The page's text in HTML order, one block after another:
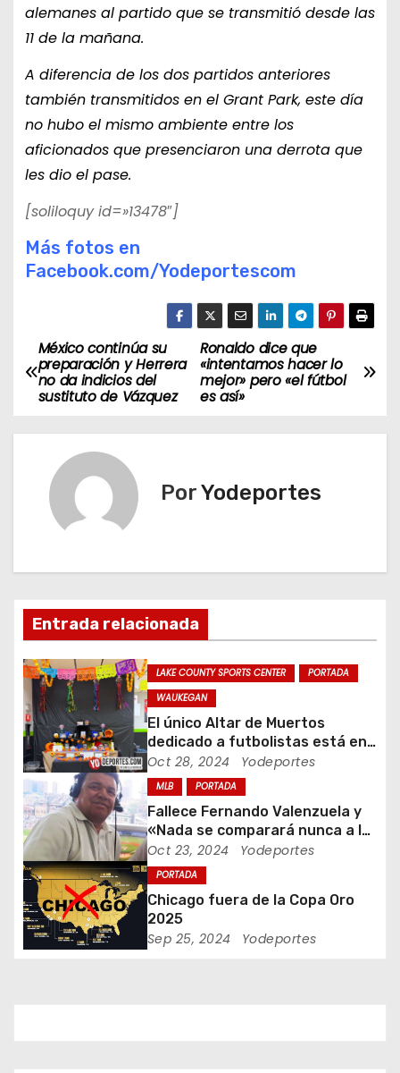
alemanes al partido que se transmitió desde las
11 de la mañana.
A diferencia de los dos partidos anteriores
también transmitidos en el Grant Park, este día
no hubo el mismo ambiente entre los
aficionados que presenciaron una derrota que
les dio el pase.
[soliloquy id=»13478″]
Más fotos en
Facebook.com/Yodeportescom
N
a
v
c
ó
n
d
e
e
n
t
r
a
Ronaldo dice que
«intentamos hacer lo
mejor» pero «el fútbol
es así»
México continúa su
preparación y Herrera
no da indicios del
sustituto de Vázquez
PorYodeportes
Entrada relacionada
LAKE COUNTY SPORTS CENTER
PORTADA
WAUKEGAN
El único Altar de Muertos
dedicado a futbolistas está en
Waukegan Indoor
Oct 28, 2024 Yodeportes
MLB PORTADA
Fallece Fernando Valenzuela y
«Nada se comparará nunca a la
Fernandomania» dijo Jaime
Jarrin
Oct 23, 2024 Yodeportes
PORTADA
Chicago fuera de la Copa Oro
2025
Sep 25, 2024 Yodeportes